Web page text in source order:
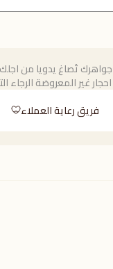
جواهرك تُصاغ يدويا من اجلك.
غير المعروضة الرجاء
فريق رعاية العملاء